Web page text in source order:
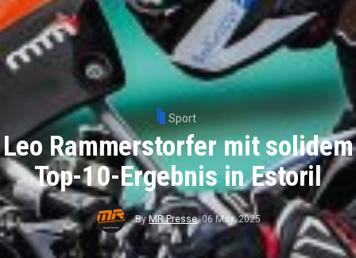
Sport
Leo Rammerstorfer mit solidem
Top-10-Ergebnis in Estoril
ByMR Presse,06 May, 2025